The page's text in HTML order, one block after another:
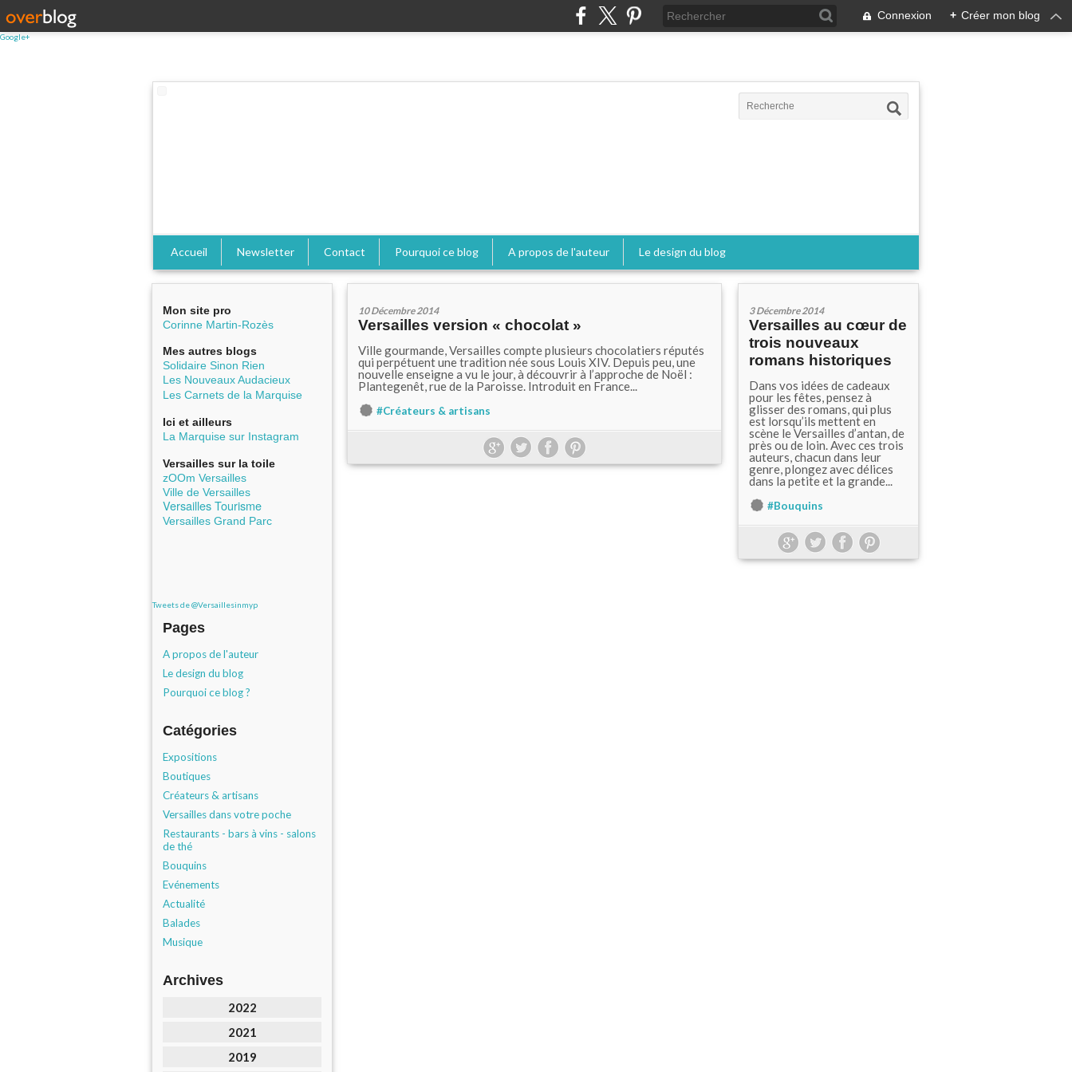
Google+
Connexion + Créer mon blog
Accueil Newsletter Contact Pourquoi ce blog A propos de l'auteur Le design du blog
Mon site pro
Corinne Martin-Rozès
Mes autres blogs
Solidaire Sinon Rien
Les Nouveaux Audacieux
Les Carnets de la Marquise
Ici et ailleurs
La Marquise sur Instagram
Versailles sur la toile
zOOm Versailles
Ville de Versailles
Versailles Tourisme
Versailles Grand Parc
Tweets de @Versaillesinmyp
Pages
A propos de l'auteur
Le design du blog
Pourquoi ce blog ?
Catégories
Expositions
Boutiques
Créateurs & artisans
Versailles dans votre poche
Restaurants - bars à vins - salons
de thé
Bouquins
Evénements
Actualité
Balades
Musique
Archives
2022
2021
2019
10 Décembre 2014
Versailles version « chocolat »
Ville gourmande, Versailles compte plusieurs chocolatiers réputés
qui perpétuent une tradition née sous Louis XIV. Depuis peu, une
nouvelle enseigne a vu le jour, à découvrir à l’approche de Noël :
Plantegenêt, rue de la Paroisse. Introduit en France...
#Créateurs & artisans
3 Décembre 2014
Versailles au cœur de
trois nouveaux
romans historiques
Dans vos idées de cadeaux
pour les fêtes, pensez à
glisser des romans, qui plus
est lorsqu’ils mettent en
scène le Versailles d’antan, de
près ou de loin. Avec ces trois
auteurs, chacun dans leur
genre, plongez avec délices
dans la petite et la grande...
#Bouquins